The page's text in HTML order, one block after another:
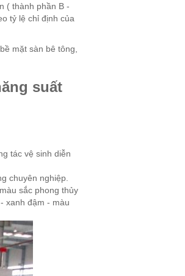
( thành phần B -
tỷ lệ chỉ định của
mặt sàn bê tông,
suất
tác vệ sinh diễn
chuyên nghiệp.
sắc phong thủy
xanh đậm - màu